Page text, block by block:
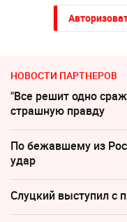
НОВОСТИ ПАРТНЕРОВ
"Все решит одно
страшную правду
По бежавшему из
удар
Слуцкий выступил с